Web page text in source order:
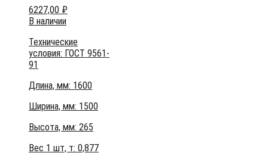
6227,00 ₽
В наличии
Технические
условия: ГОСТ 9561-
91
Длина, мм: 1600
Ширина, мм: 1500
Высота, мм: 265
Вес 1 шт, т: 0,877